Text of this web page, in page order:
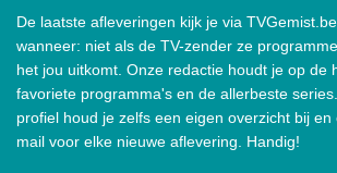
De laatste afleveringen kijk je via
wanneer: niet als de TV-zender ze
het jou uitkomt. Onze redactie houdt je op de
favoriete programma's en de allerbeste
profiel houd je zelfs een eigen overzicht bij
mail voor elke nieuwe aflevering. Handig!